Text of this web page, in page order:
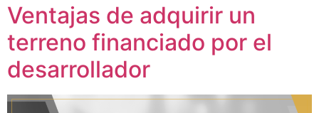
Ventajas de adquirir un
terreno financiado por el
desarrollador